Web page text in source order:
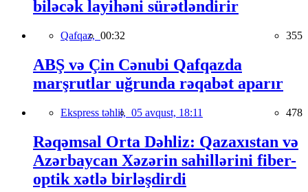
biləcək layihəni sürətləndirir
Qafqaz, 00:32 355
ABŞ və Çin Cənubi Qafqazda
marşrutlar uğrunda rəqabət aparır
Ekspress təhlil, 05 avqust, 18:11 478
Rəqəmsal Orta Dəhliz: Qazaxıstan və
Azərbaycan Xəzərin sahillərini fiber-
optik xətlə birləşdirdi